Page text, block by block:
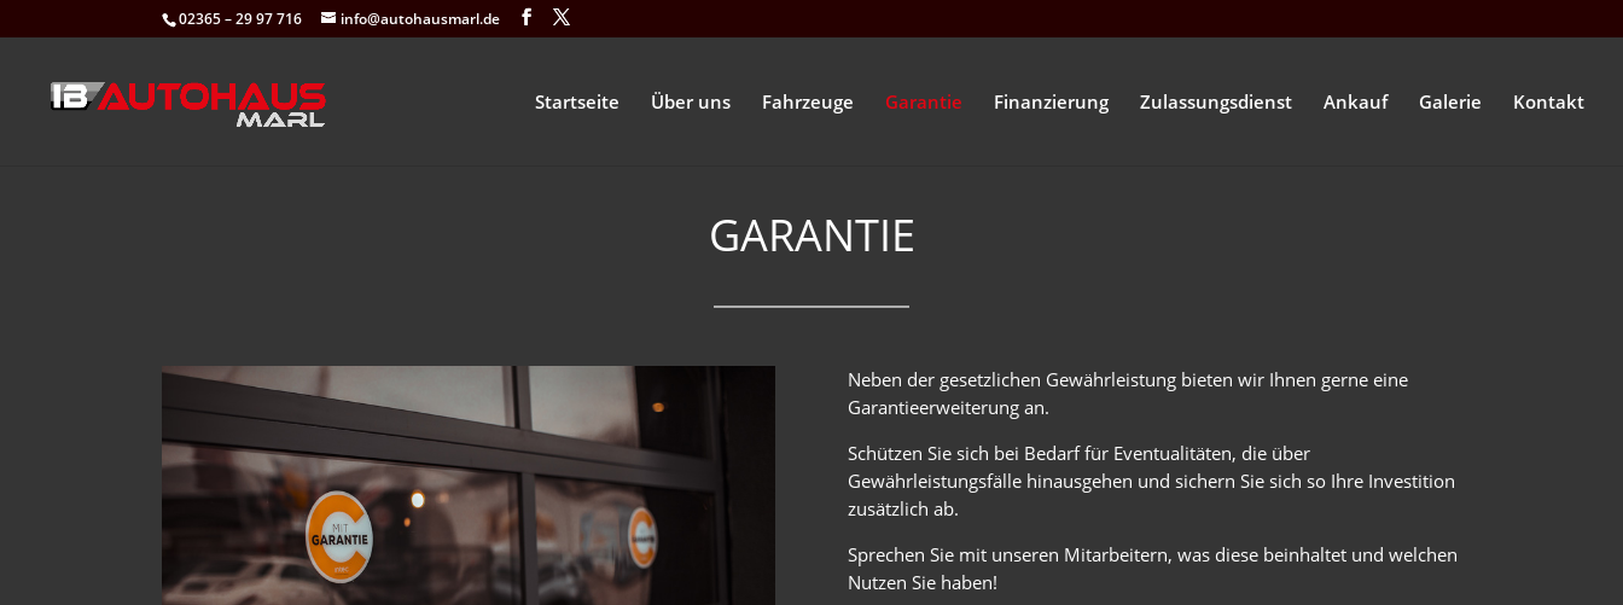
02365 – 29 97 716 info@autohausmarl.de
Startseite Über uns Fahrzeuge Garantie Finanzierung Zulassungsdienst Ankauf Galerie Kontakt
GARANTIE
Neben der gesetzlichen Gewährleistung bieten wir Ihnen gerne eine
Garantieerweiterung an.
Schützen Sie sich bei Bedarf für Eventualitäten, die über
Gewährleistungsfälle hinausgehen und sichern Sie sich so Ihre Investition
zusätzlich ab.
Sprechen Sie mit unseren Mitarbeitern, was diese beinhaltet und welchen
Nutzen Sie haben!